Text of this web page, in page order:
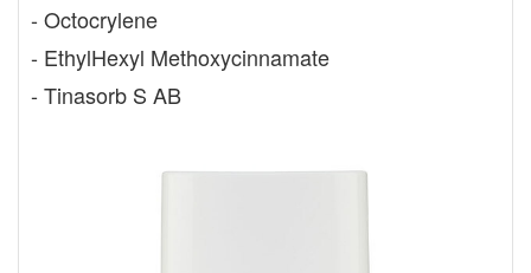
- Octocrylene
- EthylHexyl Methoxycinnamate
- Tinasorb S AB